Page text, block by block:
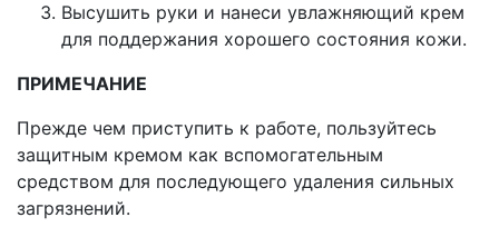
Высушить руки и нанеси увлажняющий крем
для поддержания хорошего состояния кожи.
ПРИМЕЧАНИЕ
Прежде чем приступить к работе, пользуйтесь
защитным кремом как вспомогательным
средством для последующего удаления сильных
загрязнений.